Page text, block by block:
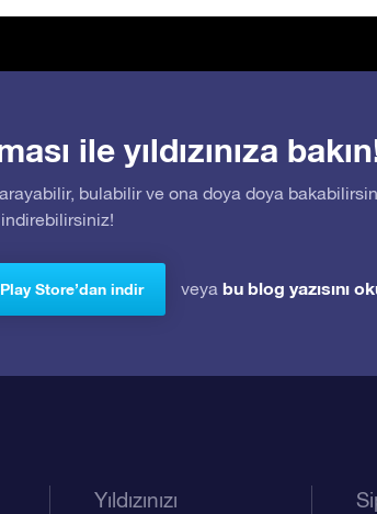
ile yıldızınıza
arayabilir, bulabilir ve ona doya doya
Play Store’dan indir veya bu blog yazısını
Yıldızınızı